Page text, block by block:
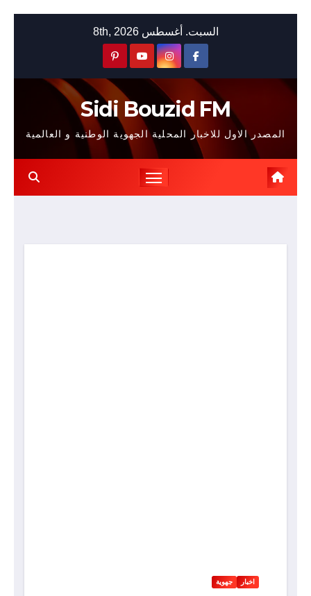
السبت. أغسطس 8th, 2026
Sidi Bouzid FM
المصدر الاول للاخبار المحلية الجهوية الوطنية و العالمية
اخبار جهوية